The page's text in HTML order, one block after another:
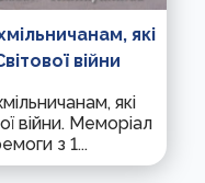
які
війни
які
війни. Меморіал
з 1...